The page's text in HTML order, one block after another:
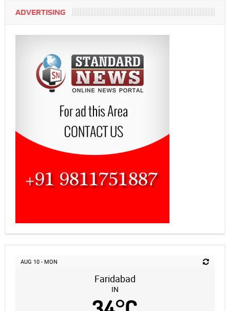
ADVERTISING
AUG 10 - MON
Faridabad
IN